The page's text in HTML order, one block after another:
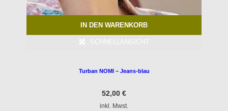
IN DEN WARENKORB
SCHNELLANSICHT
Turban NOMI – Jeans-blau
52,00€
inkl. Mwst.